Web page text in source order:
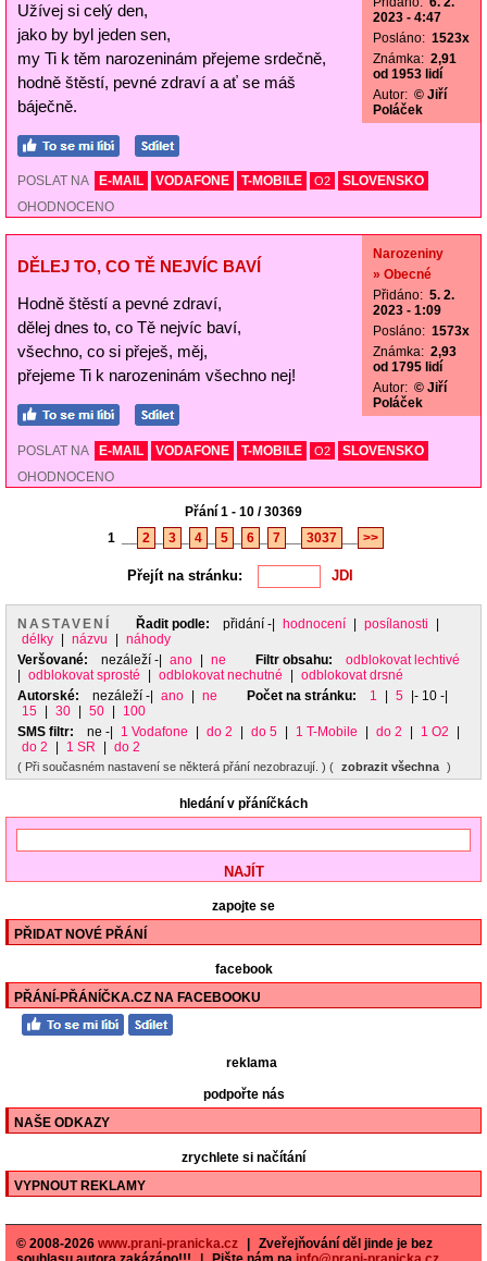
Užívej si celý den,
jako by byl jeden sen,
my Ti k těm narozeninám přejeme srdečně,
hodně štěstí, pevné zdraví a ať se máš
báječně.
2023 - 4:47
Posláno: 1523x
Známka: 2,91
od 1953 lidí
Autor: © Jiří
Poláček
POSLAT NA E-MAIL VODAFONE T-MOBILE O2
SLOVENSKO
OHODNOCENO
DĚLEJ TO, CO TĚ NEJVÍC BAVÍ
Hodně štěstí a pevné zdraví,
dělej dnes to, co Tě nejvíc baví,
všechno, co si přeješ, měj,
přejeme Ti k narozeninám všechno nej!
Narozeniny
» Obecné
Přidáno: 5. 2.
2023 - 1:09
Posláno: 1573x
Známka: 2,93
od 1795 lidí
Autor: © Jiří
Poláček
POSLAT NA E-MAIL VODAFONE T-MOBILE O2
SLOVENSKO
OHODNOCENO
Přání 1 - 10 / 30369
1
2 3 4 5 6 7 3037 >>
Přejít na stránku:
NASTAVENÍ Řadit podle: přidání -| hodnocení posílanosti
délky
názvu
náhody
Veršované:
nezáleží -| ano ne Filtr obsahu:
odblokovat lechtivé
odblokovat sprosté odblokovat nechutné
odblokovat drsné
Autorské:
nezáleží -| ano ne Počet na stránku: 1 5
|- 10 -|
15
30 50
100
SMS filtr:
ne -| 1 Vodafone do 2 do 5 1 T-Mobile do 2 1 O2
do 2
1 SR do 2
( Při současném nastavení se některá přání nezobrazují. ) ( zobrazit všechna )
hledání v přáníčkách
zapojte se
PŘIDAT NOVÉ PŘÁNÍ
facebook
PŘÁNÍ-PŘÁNÍČKA.CZ NA FACEBOOKU
reklama
podpořte nás
NAŠE ODKAZY
zrychlete si načítání
VYPNOUT REKLAMY
© 2008-2026 www.prani-pranicka.cz
Zveřejňování děl jinde je bez